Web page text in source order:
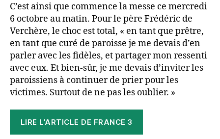
C’est ainsi que commence la messe ce mercredi
6 octobre au matin. Pour le père Frédéric de
Verchère, le choc est total, « en tant que prêtre,
en tant que curé de paroisse je me devais d’en
parler avec les fidèles, et partager mon ressenti
avec eux. Et bien-sûr, je me devais d’inviter les
paroissiens à continuer de prier pour les
victimes. Surtout de ne pas les oublier. »
LIRE L’ARTICLE DE FRANCE 3